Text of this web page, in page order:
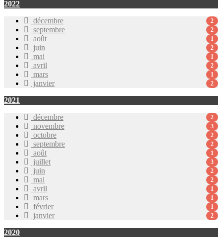
2022
décembre
2
septembre 2
août 1
juin 2
mai 1
avril 2
mars 1
janvier 2
2021
décembre
2
novembre 3
octobre 2
septembre 2
août 1
juillet 3
juin 2
mai 2
avril 1
mars 1
février 1
janvier 2
2020